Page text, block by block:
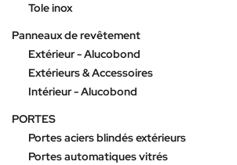
Tole inox
Panneaux de revêtement
Extérieur - Alucobond
Extérieurs & Accessoires
Intérieur - Alucobond
PORTES
Portes aciers blindés extérieurs
Portes automatiques vitrés